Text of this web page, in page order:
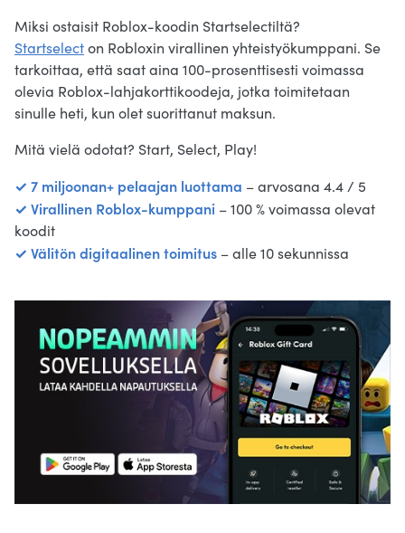
Miksi ostaisit Roblox-koodin Startselectiltä?
Startselecton Robloxin virallinen yhteistyökumppani. Se
tarkoittaa, että saat aina 100-prosenttisesti voimassa
olevia Roblox-lahjakorttikoodeja, jotka toimitetaan
sinulle heti, kun olet suorittanut maksun.
Mitä vielä odotat? Start, Select, Play!
✓ 7 miljoonan+ pelaajan luottama – arvosana 4.4 / 5
✓ Virallinen Roblox-kumppani – 100 % voimassa olevat
koodit
✓ Välitön digitaalinen toimitus – alle 10 sekunnissa